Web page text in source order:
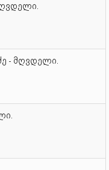
- მღვდელი.